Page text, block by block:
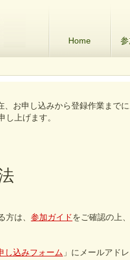
Home
、お申し込みから登録作業まで
し上げます。
方は、 参加ガイドをご確認の上
し込みフォーム 」にメールアド